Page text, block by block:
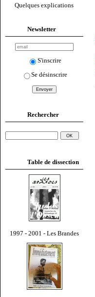
Quelques explications
Newsletter
S'inscrire
Se désinscrire
Rechercher
Table de dissection
1997 - 2001 - Les Brandes